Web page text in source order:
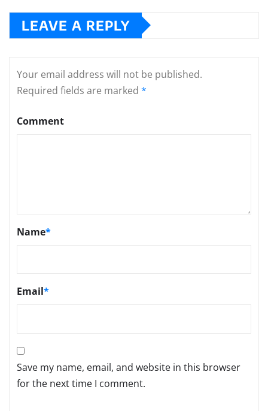
LEAVE A REPLY
Your email address will not be published.
Required fields are marked *
Comment
Name*
Email*
Save my name, email, and website in this browser
for the next time I comment.